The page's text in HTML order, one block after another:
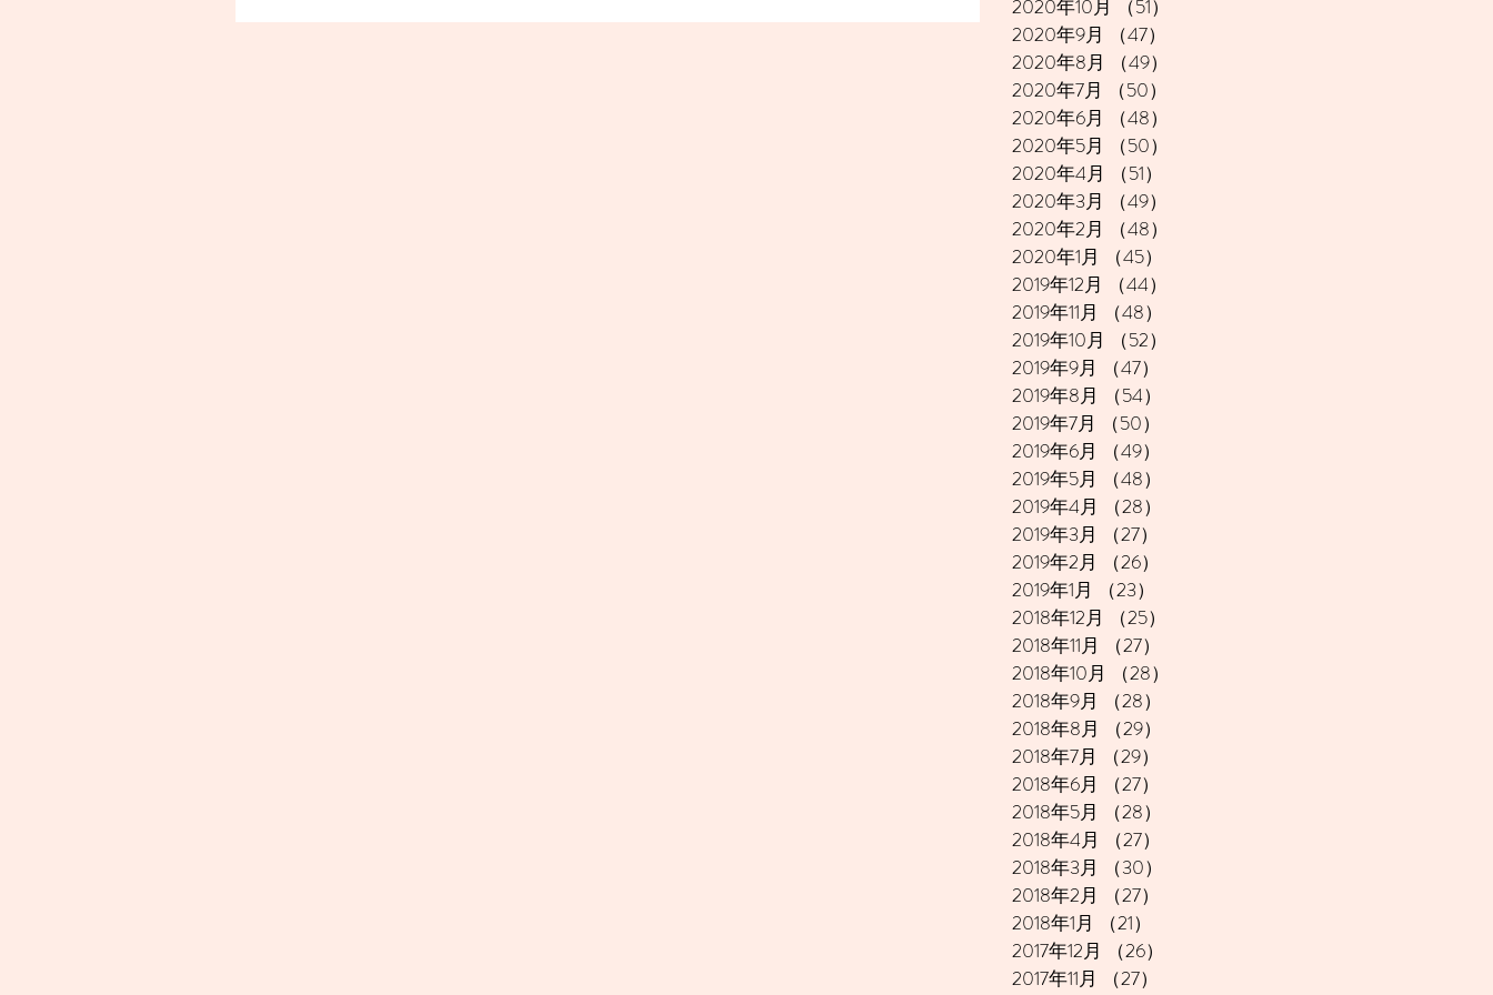
2020年10月
（51）
2020年9月
（47）
2020年8月
（49）
2020年7月
（50）
2020年6月
（48）
2020年5月
（50）
2020年4月
（51）
2020年3月
（49）
2020年2月
（48）
2020年1月
（45）
2019年12月
（44）
2019年11月
（48）
2019年10月
（52）
2019年9月
（47）
2019年8月
（54）
2019年7月
（50）
2019年6月
（49）
2019年5月
（48）
2019年4月
（28）
2019年3月
（27）
2019年2月
（26）
2019年1月
（23）
2018年12月
（25）
2018年11月
（27）
2018年10月
（28）
2018年9月
（28）
2018年8月
（29）
2018年7月
（29）
2018年6月
（27）
2018年5月
（28）
2018年4月
（27）
2018年3月
（30）
2018年2月
（27）
2018年1月
（21）
2017年12月
（26）
2017年11月
（27）